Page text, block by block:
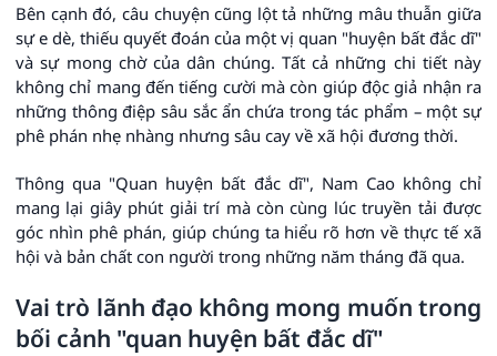
Bên cạnh đó, câu chuyện cũng lột tả những mâu thuẫn giữa
sự e dè, thiếu quyết đoán của một vị quan "huyện bất đắc dĩ"
và sự mong chờ của dân chúng. Tất cả những chi tiết này
không chỉ mang đến tiếng cười mà còn giúp độc giả nhận ra
những thông điệp sâu sắc ẩn chứa trong tác phẩm – một sự
phê phán nhẹ nhàng nhưng sâu cay về xã hội đương thời.
Thông qua "Quan huyện bất đắc dĩ", Nam Cao không chỉ
mang lại giây phút giải trí mà còn cùng lúc truyền tải được
góc nhìn phê phán, giúp chúng ta hiểu rõ hơn về thực tế xã
hội và bản chất con người trong những năm tháng đã qua.
Vai trò lãnh đạo không mong muốn trong
bối cảnh "quan huyện bất đắc dĩ"